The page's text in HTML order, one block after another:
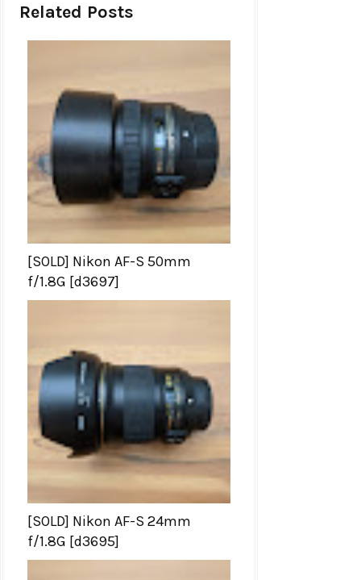
Related Posts
[SOLD] Nikon AF-S 50mm
f/1.8G [d3697]
[SOLD] Nikon AF-S 24mm
f/1.8G [d3695]